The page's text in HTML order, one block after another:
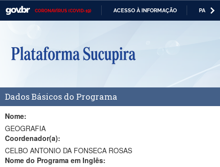
CORONAVÍRUS (COVID-19) ACESSO À INFORMAÇÃO
Casa Civil
Ministério da Defesa
Ministério da Economia
Ministério da Infraestrutura
Ministério da Educação
Dados Básicos do Programa
Nome:
GEOGRAFIA
Coordenador(a):
CELBO ANTONIO DA FONSECA ROSAS
Nome do Programa em Inglês: